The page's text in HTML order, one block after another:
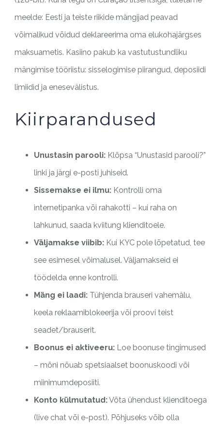
meelde: Eesti ja teiste riikide mängijad peavad
võimalikud võidud deklareerima oma elukohajärgses
maksuametis. Kasiino pakub ka vastutustundliku
mängimise tööriistu: sisselogimise piirangud, deposiidi
limiidid ja enesevälistus.
Kiirparandused
Unustasin parooli:Klõpsa “Unustasid parooli?”
linki ja järgi e-posti juhiseid.
Sissemakse ei ilmu:Kontrolli oma
internetipanka või rahakotti – kui raha on
lahkunud, saada kviitung klienditoele.
Väljamakse viibib:Kui KYC pole lõpetatud, tee
see esimesel võimalusel. Väljamakseid ei
töödelda enne kontrolli.
Mäng ei laadi:Tühjenda brauseri vahemälu,
keela reklaamiblokeerija või proovi teist
seadet/brauserit.
Boonus ei aktiveeru:Loe boonuse tingimused
– mõni nõuab spetsiaalset boonuskoodi või
miinimumdeposiiti.
Konto külmutatud:Võta ühendust klienditoega
(live chat või e-post). Põhjuseks võib olla